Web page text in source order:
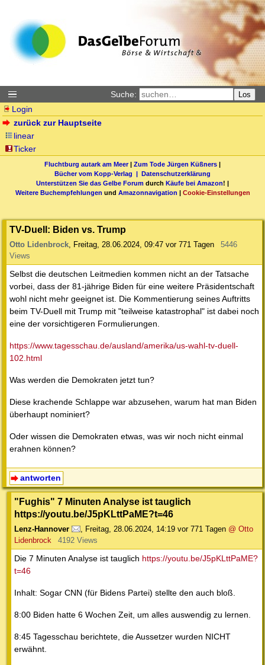
Suche: Los
Login
zurück zur Hauptseite
linear
Ticker
Fluchtburg autark am Meer| Zum Tode Jürgen Küßners |
Bücher vom Kopp-Verlag | Datenschutzerklärung
Unterstützen Sie das Gelbe Forum durch Käufe bei Amazon! |
Weitere Buchempfehlungen und Amazonnavigation | Cookie-Einstellungen
TV-Duell: Biden vs. Trump
Otto Lidenbrock, Freitag, 28.06.2024, 09:47 vor 771 Tagen
5446
Views
Selbst die deutschen Leitmedien kommen nicht an der Tatsache
vorbei, dass der 81-jährige Biden für eine weitere Präsidentschaft
wohl nicht mehr geeignet ist. Die Kommentierung seines Auftritts
beim TV-Duell mit Trump mit "teilweise katastrophal" ist dabei noch
eine der vorsichtigeren Formulierungen.
https://www.tagesschau.de/ausland/amerika/us-wahl-tv-duell-
102.html
Was werden die Demokraten jetzt tun?
Diese krachende Schlappe war abzusehen, warum hat man Biden
überhaupt nominiert?
Oder wissen die Demokraten etwas, was wir noch nicht einmal
erahnen können?
antworten
"Fughis" 7 Minuten Analyse ist tauglich
https://youtu.be/J5pKLttPaME?t=46
Lenz-Hannover , Freitag, 28.06.2024, 14:19 vor 771 Tagen @ Otto
Lidenbrock
4192 Views
Die 7 Minuten Analyse ist tauglich https://youtu.be/J5pKLttPaME?
t=46
Inhalt: Sogar CNN (für Bidens Partei) stellte den auch bloß.
8:00 Biden hatte 6 Wochen Zeit, um alles auswendig zu lernen.
8:45 Tagesschau berichtete, die Aussetzer wurden NICHT
erwähnt.